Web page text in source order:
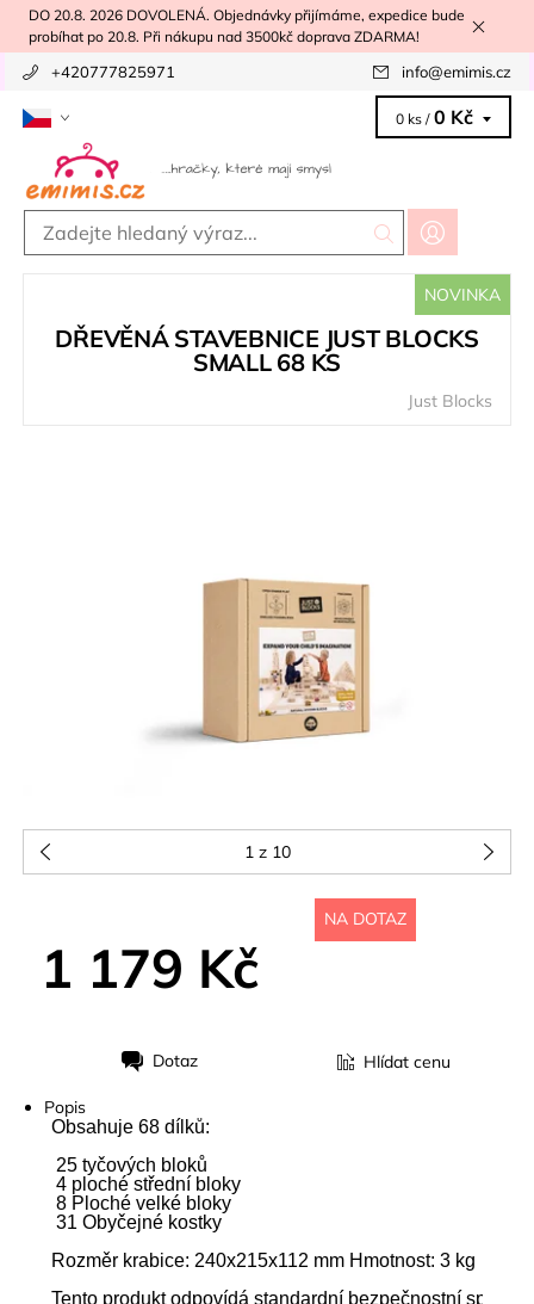
DO 20.8. 2026 DOVOLENÁ. Objednávky přijímáme, expedice bude
probíhat po 20.8. Při nákupu nad 3500kč doprava ZDARMA!
+420777825971 info@emimis.cz
0 ks / 0 Kč
NOVINKA
DŘEVĚNÁ STAVEBNICE JUST BLOCKS
SMALL 68 KS
Just Blocks
1z 10
NA DOTAZ
1 179 Kč
Dotaz Hlídat cenu
Popis
Obsahuje 68 dílků:
25 tyčových bloků
4 ploché střední bloky
8 Ploché velké bloky
31 Obyčejné kostky
Rozměr krabice: 240x215x112 mm Hmotnost: 3 kg
Tento produkt odpovídá standardní bezpečnostní